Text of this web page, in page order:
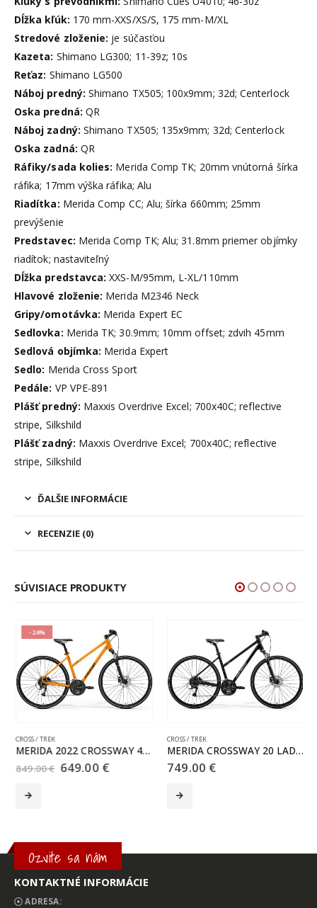
Dĺžka kľúk: 170 mm-XXS/XS/S, 175 mm-M/XL
Stredové zloženie: je súčasťou
Kazeta: Shimano LG300; 11-39z; 10s
Reťaz: Shimano LG500
Náboj predný: Shimano TX505; 100x9mm; 32d; Centerlock
Oska predná: QR
Náboj zadný: Shimano TX505; 135x9mm; 32d; Centerlock
Oska zadná: QR
Ráfiky/sada kolies: Merida Comp TK; 20mm vnútorná šírka
ráfika; 17mm výška ráfika; Alu
Riadítka: Merida Comp CC; Alu; šírka 660mm; 25mm
prevýšenie
Predstavec: Merida Comp TK; Alu; 31.8mm priemer objímky
riadítok; nastaviteľný
Dĺžka predstavca:XXS-M/95mm, L-XL/110mm
Hlavové zloženie: Merida M2346 Neck
Gripy/omotávka: Merida Expert EC
Sedlovka: Merida TK; 30.9mm; 10mm offset; zdvih 45mm
Sedlová objímka: Merida Expert
Sedlo: Merida Cross Sport
Pedále: VP VPE-891
Plášť predný: Maxxis Overdrive Excel; 700x40C; reflective
stripe, Silkshild
Plášť zadný: Maxxis Overdrive Excel; 700x40C; reflective
stripe, Silkshild
ĎALŠIE INFORMÁCIE
RECENZIE (0)
SÚVISIACE PRODUKTY
-24%
CROSS / TREK
MERIDA 2022 CROSSWAY 40 W oranžový(čierny)
849.00€ Pôvodná
cena
649.00 €Aktuálna
cena
CROSS / TREK
MERIDA CROSSWAY 20 LADY čierny(strieborný)
749.00 €
Ozvite sa nám
KONTAKTNÉ INFORMÁCIE
ADRESA: